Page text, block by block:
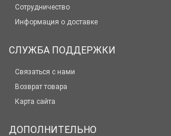
Сотрудничество
Информация о доставке
СЛУЖБА ПОДДЕРЖКИ
Связаться с нами
Возврат товара
Карта сайта
ДОПОЛНИТЕЛЬНО